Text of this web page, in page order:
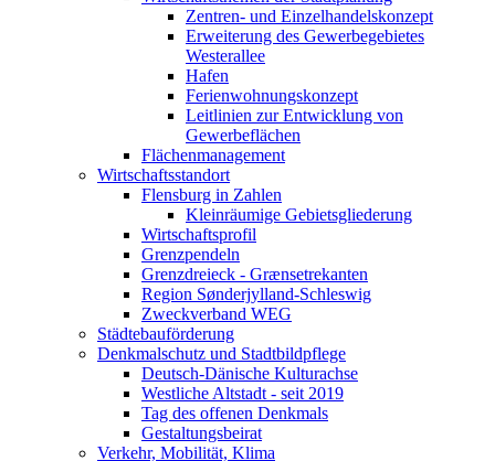
Zentren- und Einzelhandelskonzept
Erweiterung des Gewerbegebietes
Westerallee
Hafen
Ferienwohnungskonzept
Leitlinien zur Entwicklung von
Gewerbeflächen
Flächenmanagement
Wirtschaftsstandort
Flensburg in Zahlen
Kleinräumige Gebietsgliederung
Wirtschaftsprofil
Grenzpendeln
Grenzdreieck - Grænsetrekanten
Region Sønderjylland-Schleswig
Zweckverband WEG
Städtebauförderung
Denkmalschutz und Stadtbildpflege
Deutsch-Dänische Kulturachse
Westliche Altstadt - seit 2019
Tag des offenen Denkmals
Gestaltungsbeirat
Verkehr, Mobilität, Klima